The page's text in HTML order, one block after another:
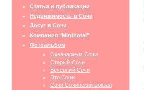
Статьи и публикации
Недвижимость в Сочи
Досуг в Сочи
Компания "Minihotel"
Фотоальбом
Океанариум Сочи
Старый Сочи
Вечерний Сочи
Это Сочи
Сочи Сочинский вокзал